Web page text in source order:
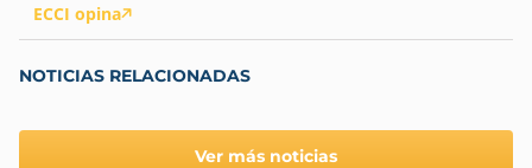
ECCI opina
NOTICIAS RELACIONADAS
Ver más noticias